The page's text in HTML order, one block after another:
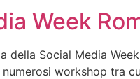
Week
della Social Media
workshop tra